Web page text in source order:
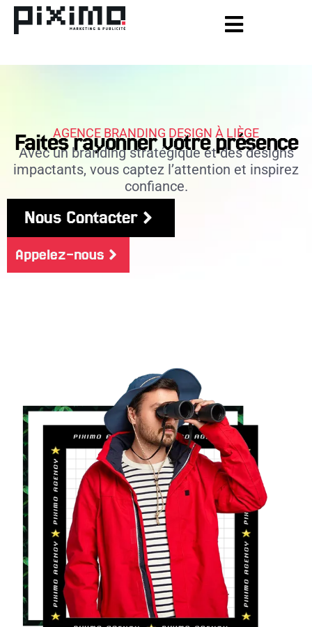
AGENCE BRANDING DESIGN À LIÈGE
Faites rayonner votre présence
Avec un branding stratégique et des designs
impactants, vous captez l’attention et inspirez
confiance.
Nous Contacter
Appelez-nous